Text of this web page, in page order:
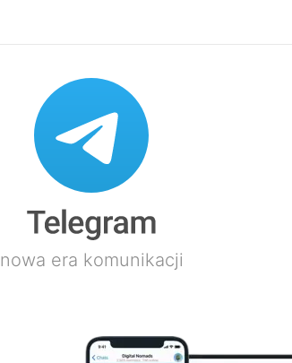
nowa era komunikacji